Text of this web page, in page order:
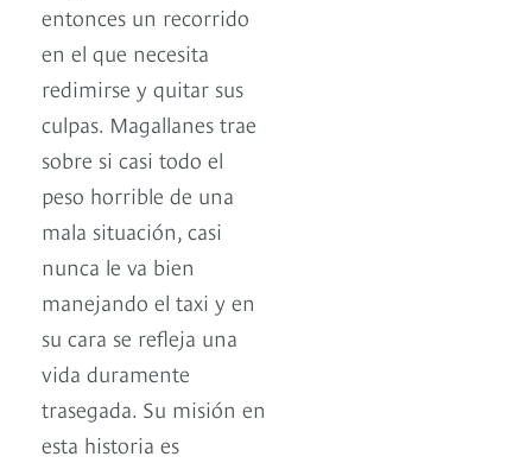
entonces un recorrido
en el que necesita
redimirse y quitar sus
culpas. Magallanes trae
sobre si casi todo el
peso horrible de una
mala situación, casi
nunca le va bien
manejando el taxi y en
su cara se refleja una
vida duramente
trasegada. Su misión en
esta historia es